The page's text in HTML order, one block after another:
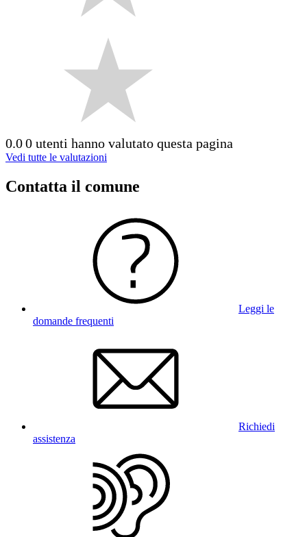
0.00 utenti hanno valutato questa pagina
Vedi tutte le valutazioni
Contatta il comune
Leggi le
domande frequenti
Richiedi
assistenza